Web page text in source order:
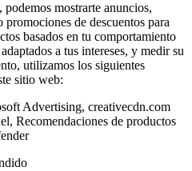
mostrarte anuncios,
de descuentos para
basados en tu comportamiento
a tus intereses, y medir su
utilizamos los siguientes
sitio web:
Advertising, creativecdn.com
Recomendaciones de productos